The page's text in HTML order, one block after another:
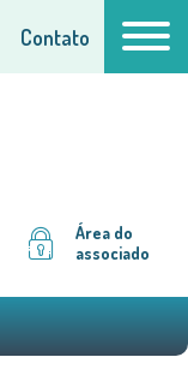
Contato
Área do
associado